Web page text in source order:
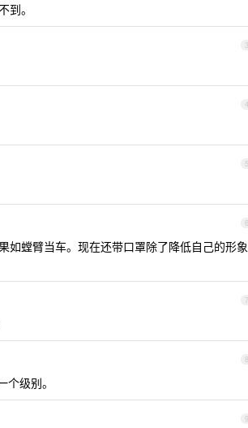
。
3
4
5
6
如螳臂当车。现在还带口罩除了降低自己的形象
7
8
级别。
9